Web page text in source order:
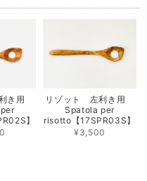
き用
】
リゾット 左利き用
Spatola per
risotto【17SPR03S】
¥3,500